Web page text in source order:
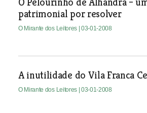
patrimonial por resolver
O Mirante dos Leitores | 03-01-2008
A inutilidade do Vila Franca
O Mirante dos Leitores | 03-01-2008